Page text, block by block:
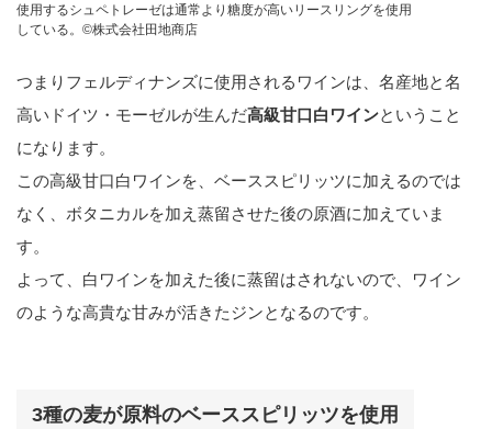
使用するシュペトレーゼは通常より糖度が高いリースリングを使用
している。©︎株式会社田地商店
つまりフェルディナンズに使用されるワインは、名産地と名
高いドイツ・モーゼルが生んだ高級甘口白ワインということ
になります。
この高級甘口白ワインを、ベーススピリッツに加えるのでは
なく、ボタニカルを加え蒸留させた後の原酒に加えていま
す。
よって、白ワインを加えた後に蒸留はされないので、ワイン
のような高貴な甘みが活きたジンとなるのです。
3種の麦が原料のベーススピリッツを使用